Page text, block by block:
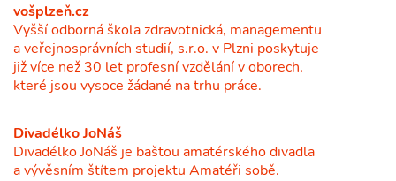
vošplzeň.cz
Vyšší odborná škola zdravotnická, managementu
a veřejnosprávních studií, s.r.o. v Plzni poskytuje
již více než 30 let profesní vzdělání v oborech,
které jsou vysoce žádané na trhu práce.
Divadélko JoNáš
Divadélko JoNáš je baštou amatérského divadla
a vývěsním štítem projektu Amatéři sobě.